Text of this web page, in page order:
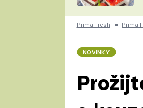
Prima Fresh ■ Prima
NOVINKY